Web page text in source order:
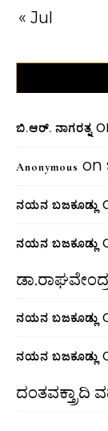
« Jul
ಬಿ.ಆರ್. ನಾಗರತ್ನ
Anonymous on
ನಯನ ಬಜಕೂಡ್ಲು
ನಯನ ಬಜಕೂಡ್ಲು
ನಯನ ಬಜಕೂಡ್ಲು
ನಯನ ಬಜಕೂಡ್ಲು
ದಂತವಕ್ತ್ರಾದಿ